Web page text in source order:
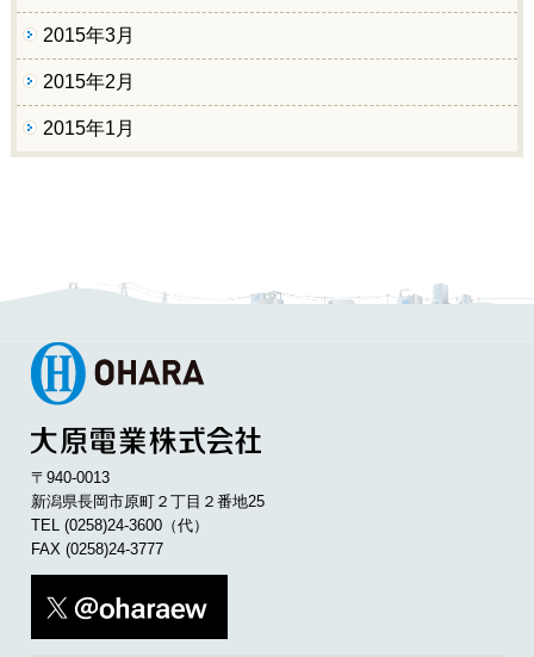
2015年3月
2015年2月
2015年1月
〒940-0013
新潟県長岡市原町２丁目２番地25
TEL(0258)24-3600 （代）
FAX (0258)24-3777